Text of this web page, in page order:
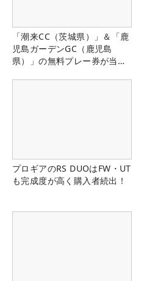
「潮来CC（茨城県）」＆「鹿
児島ガーデンGC（鹿児島
県）」の無料プレー券が当た
プロギアのRS DUOはFW・UT
も完成度が高く購入者続出！